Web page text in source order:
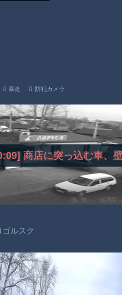
暴走 防犯カメラ
商店に突っ込む車、
ゴルスク